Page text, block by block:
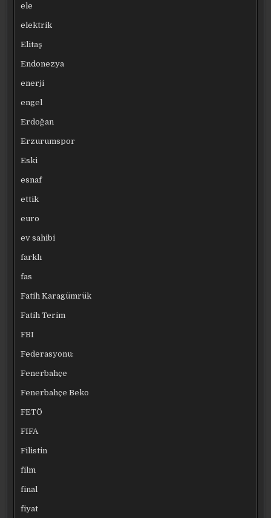
ele
elektrik
Elitaş
Endonezya
enerji
engel
Erdoğan
Erzurumspor
Eski
esnaf
ettik
euro
ev sahibi
farklı
fas
Fatih Karagümrük
Fatih Terim
FBI
Federasyonu:
Fenerbahçe
Fenerbahçe Beko
FETÖ
FIFA
Filistin
film
final
fiyat